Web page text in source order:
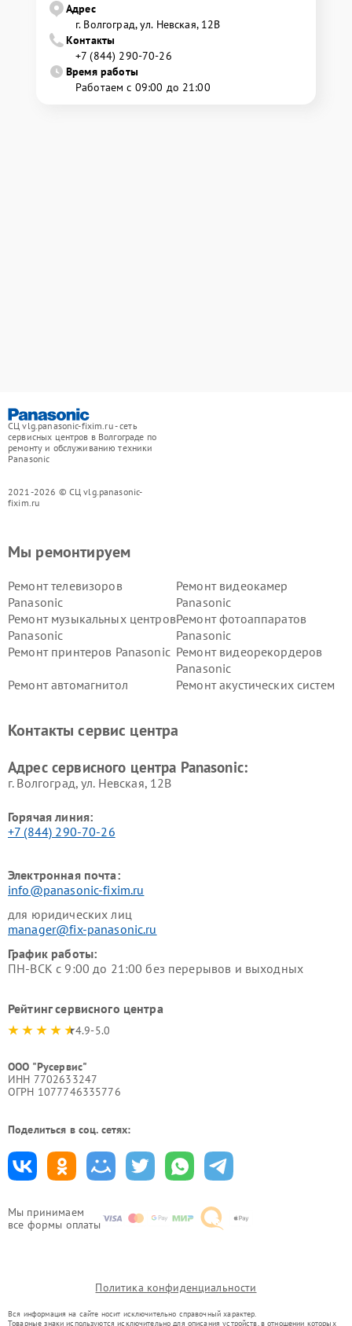
Адрес
г. Волгоград, ул. Невская, 12В
Контакты
+7 (844) 290-70-26
Время работы
Работаем с 09:00 до 21:00
СЦ vlg.panasonic-fixim.ru - сеть
сервисных центров в Волгограде по
ремонту и обслуживанию техники
Panasonic
2021-2026 © СЦ vlg.panasonic-
fixim.ru
Мы принимаем
все формы оплаты
Мы ремонтируем
Ремонт телевизоров
Panasonic
Ремонт видеокамер
Panasonic
Ремонт музыкальных центров
Panasonic
Ремонт фотоаппаратов
Panasonic
Ремонт принтеров Panasonic Ремонт видеорекордеров
Panasonic
Ремонт автомагнитол
Ремонт акустических систем
панелей Panasonic
Контакты сервис центра
Адрес сервисного центра Panasonic:
г. Волгоград, ул. Невская, 12В
Горячая линия:
+7 (844) 290-70-26
Электронная почта:
info@panasonic-fixim.ru
для юридических лиц
manager@fix-panasonic.ru
График работы:
ПН-ВСК с 9:00 до 21:00 без перерывов и выходных
Рейтинг сервисного центра
4.9-5.0
ООО "Русервис"
ИНН 7702633247
ОГРН 1077746335776
Поделиться в соц. сетях:
Политика конфиденциальности
Вся информация на сайте носит исключительно справочный характер.
Товарные знаки используются исключительно для описания устройств, в отношении которых